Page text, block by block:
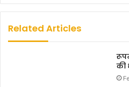
b
e
Related Articles
की